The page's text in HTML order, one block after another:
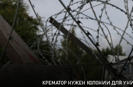
КРЕМАТОР НУЖЕН КОЛОНИИ ДЛЯ